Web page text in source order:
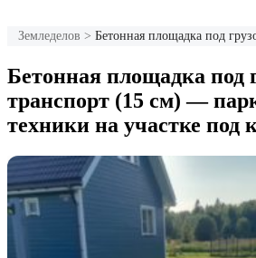
Земледелов > Бетонная площадка под
Бетонная площадка под
транспорт (15 см) —
техники на участке под